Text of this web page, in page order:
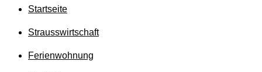
Startseite
Strausswirtschaft
Ferienwohnung